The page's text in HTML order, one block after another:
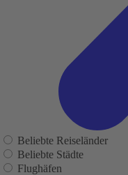
Beliebte Reiseländer
Beliebte Städte
Flughäfen